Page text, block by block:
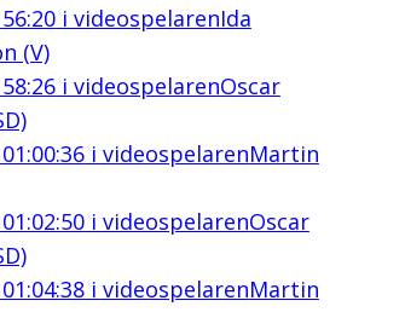
56:20i videospelarenIda
(V)
58:26i videospelarenOscar
01:00:36i videospelarenMartin
01:02:50i videospelarenOscar
01:04:38i videospelarenMartin